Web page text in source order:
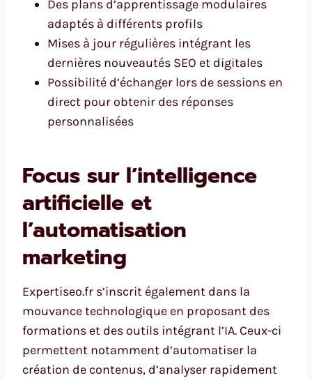
Des plans d’apprentissage modulaires
adaptés à différents profils
Mises à jour régulières intégrant les
dernières nouveautés SEO et digitales
Possibilité d’échanger lors de sessions en
direct pour obtenir des réponses
personnalisées
Focus sur l’intelligence
artificielle et
l’automatisation
marketing
Expertiseo.fr s’inscrit également dans la
mouvance technologique en proposant des
formations et des outils intégrant l’IA. Ceux-ci
permettent notamment d’automatiser la
création de contenus, d’analyser rapidement